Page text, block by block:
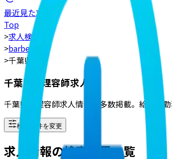
最近見た求人
Top
>求人検索
>barber
>千葉県
千葉県の理容師求人
千葉県の理容師求人情報を多数掲載。給与・
検索条件を変更
求人情報の検索結果一覧